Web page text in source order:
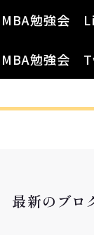
MBA勉強会
MBA勉強会
最新のブロ